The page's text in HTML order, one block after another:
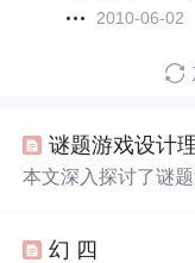
2010-06-02
谜题游戏设计
本文深入探讨了谜
题的设计，本文为
幻 四